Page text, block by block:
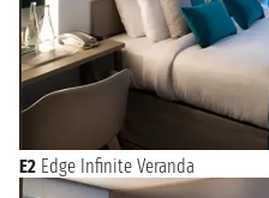
E2 Edge Infinite Veranda